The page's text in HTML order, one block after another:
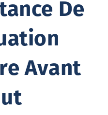
De
Avant